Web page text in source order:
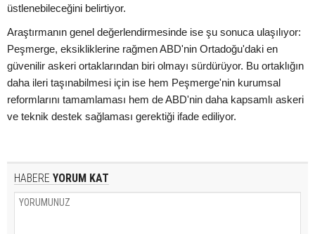
üstlenebileceğini belirtiyor.
Araştırmanın genel değerlendirmesinde ise şu sonuca ulaşılıyor:
Peşmerge, eksikliklerine rağmen ABD'nin Ortadoğu'daki en
güvenilir askeri ortaklarından biri olmayı sürdürüyor. Bu ortaklığın
daha ileri taşınabilmesi için ise hem Peşmerge'nin kurumsal
reformlarını tamamlaması hem de ABD'nin daha kapsamlı askeri
ve teknik destek sağlaması gerektiği ifade ediliyor.
HABERE YORUM KAT